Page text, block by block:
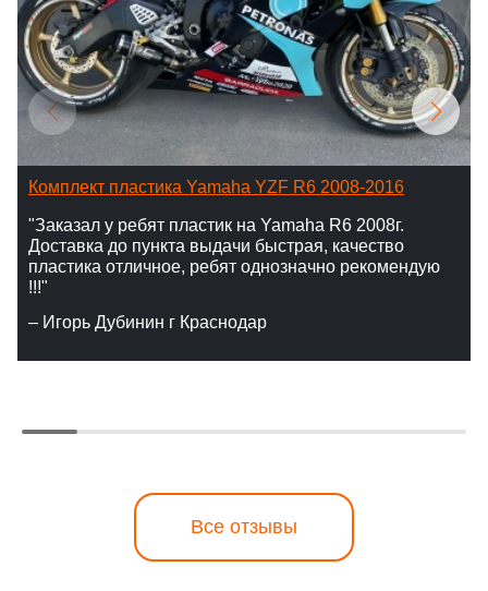
Комплект пластика Yamaha YZF R6 2008-2016
"Заказал у ребят пластик на Yamaha R6 2008г.
Доставка до пункта выдачи быстрая, качество
пластика отличное, ребят однозначно рекомендую
!!!"
– Игорь Дубинин г Краснодар
Все отзывы